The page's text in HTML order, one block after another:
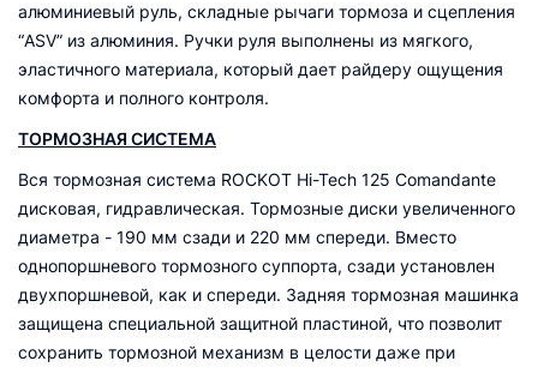
алюминиевый руль, складные рычаги тормоза и сцепления
“ASV” из алюминия. Ручки руля выполнены из мягкого,
эластичного материала, который дает райдеру ощущения
комфорта и полного контроля.
ТОРМОЗНАЯ СИСТЕМА
Вся тормозная система ROCKOT Hi-Tech 125 Comandante
дисковая, гидравлическая. Тормозные диски увеличенного
диаметра - 190 мм сзади и 220 мм спереди. Вместо
однопоршневого тормозного суппорта, сзади установлен
двухпоршневой, как и спереди. Задняя тормозная машинка
защищена специальной защитной пластиной, что позволит
сохранить тормозной механизм в целости даже при